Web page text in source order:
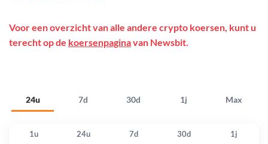
24u 7d 30d 1j Max
Voor een overzicht van alle andere crypto koersen, kunt u
terecht op de koersenpaginavan Newsbit.
1u 24u 7d 30d 1j